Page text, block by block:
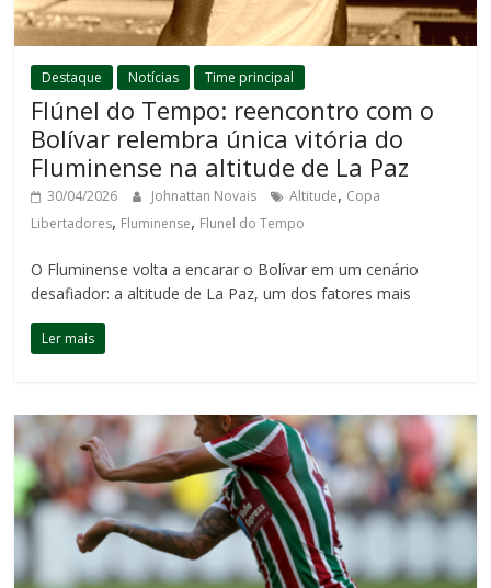
Destaque Notícias Time principal
Flúnel do Tempo: reencontro com o
Bolívar relembra única vitória do
Fluminense na altitude de La Paz
30/04/2026 Johnattan Novais Altitude, Copa
Libertadores, Fluminense, Flunel do Tempo
O Fluminense volta a encarar o Bolívar em um cenário
desafiador: a altitude de La Paz, um dos fatores mais
Ler mais